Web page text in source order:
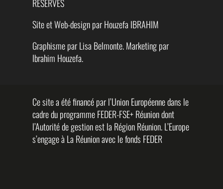
RÉSERVÉS
Site et Web-design par Houzefa IBRAHIM
Graphisme par Lisa Belmonte. Marketing par
Ibrahim Houzefa.
Ce site a été financé par l’Union Européenne dans le
cadre du programme FEDER-FSE+ Réunion dont
l’Autorité de gestion est la Région Réunion. L’Europe
s’engage à La Réunion avec le fonds FEDER